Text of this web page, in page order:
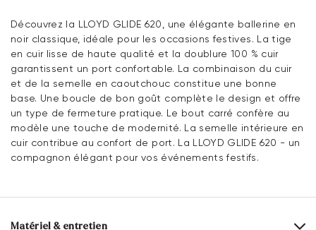
Découvrez la LLOYD GLIDE 620, une élégante ballerine en
noir classique, idéale pour les occasions festives. La tige
en cuir lisse de haute qualité et la doublure 100 % cuir
garantissent un port confortable. La combinaison du cuir
et de la semelle en caoutchouc constitue une bonne
base. Une boucle de bon goût complète le design et offre
un type de fermeture pratique. Le bout carré confère au
modèle une touche de modernité. La semelle intérieure en
cuir contribue au confort de port. La LLOYD GLIDE 620 - un
compagnon élégant pour vos événements festifs.
Matériel & entretien